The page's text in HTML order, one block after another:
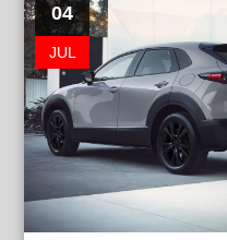
04
JUL